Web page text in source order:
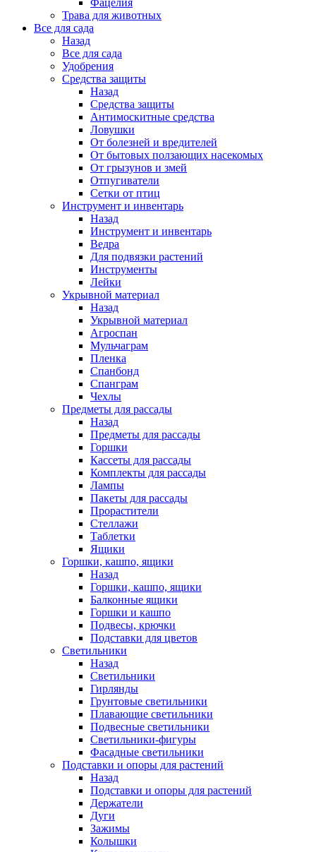
Фацелия
Трава для животных
Все для сада
Назад
Все для сада
Удобрения
Средства защиты
Назад
Средства защиты
Антимоскитные средства
Ловушки
От болезней и вредителей
От бытовых ползающих насекомых
От грызунов и змей
Отпугиватели
Сетки от птиц
Инструмент и инвентарь
Назад
Инструмент и инвентарь
Ведра
Для подвязки растений
Инструменты
Лейки
Укрывной материал
Назад
Укрывной материал
Агроспан
Мульчаграм
Пленка
Спанбонд
Спанграм
Чехлы
Предметы для рассады
Назад
Предметы для рассады
Горшки
Кассеты для рассады
Комплекты для рассады
Лампы
Пакеты для рассады
Прорастители
Стеллажи
Таблетки
Ящики
Горшки, кашпо, ящики
Назад
Горшки, кашпо, ящики
Балконные ящики
Горшки и кашпо
Подвесы, крючки
Подставки для цветов
Светильники
Назад
Светильники
Гирлянды
Грунтовые светильники
Плавающие светильники
Подвесные светильники
Светильники-фигуры
Фасадные светильники
Подставки и опоры для растений
Назад
Подставки и опоры для растений
Держатели
Дуги
Зажимы
Колышки